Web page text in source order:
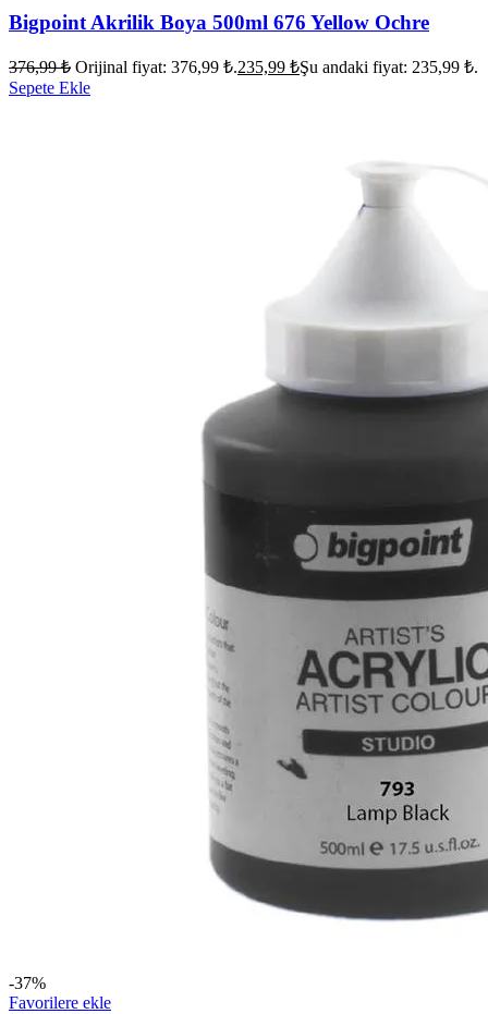
Bigpoint Akrilik Boya 500ml 676 Yellow Ochre
376,99₺ Orijinal fiyat: 376,99 ₺.235,99 ₺Şu andaki fiyat: 235,99 ₺.
Sepete Ekle
-37%
Favorilere ekle